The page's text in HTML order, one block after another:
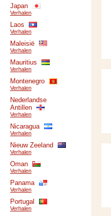
Japan
Verhalen
Laos
Verhalen
Maleisië
Verhalen
Mauritius
Verhalen
Montenegro
Verhalen
Nederlandse
Antillen
Verhalen
Nicaragua
Verhalen
Nieuw Zeeland
Verhalen
Oman
Verhalen
Panama
Verhalen
Portugal
Verhalen